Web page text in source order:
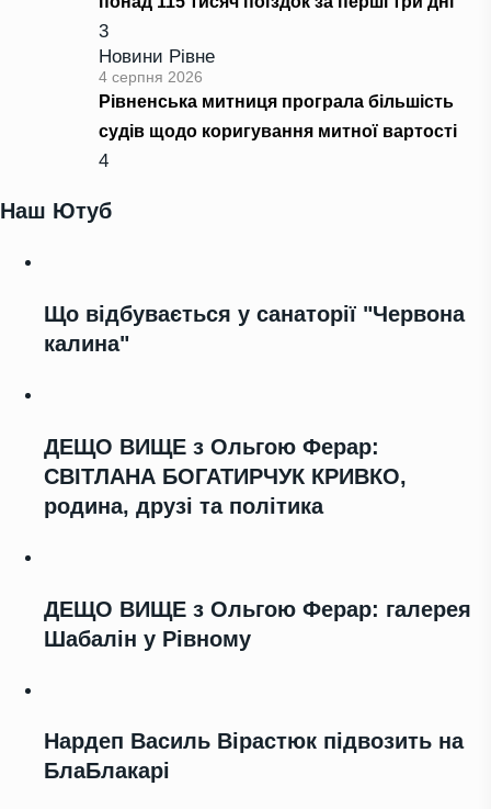
3
Новини Рівне
4 серпня 2026
Рівненська митниця програла більшість
судів щодо коригування митної вартості
4
Наш Ютуб
Що відбувається у санаторії "Червона
калина"
ДЕЩО ВИЩЕ з Ольгою Ферар:
СВІТЛАНА БОГАТИРЧУК КРИВКО,
родина, друзі та політика
ДЕЩО ВИЩЕ з Ольгою Ферар: галерея
Шабалін у Рівному
Нардеп Василь Вірастюк підвозить на
БлаБлакарі